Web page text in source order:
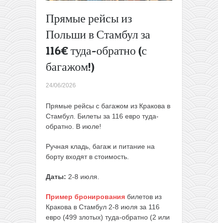
Прямые рейсы из
Польши в Стамбул за
116€ туда-обратно (с
багажом!)
24/06/2026
Прямые рейсы с багажом из Кракова в
Стамбул. Билеты за 116 евро туда-
обратно. В июле!
Ручная кладь, багаж и питание на
борту входят в стоимость.
Даты: 2-8 июля.
Пример бронирования билетов из
Кракова в Стамбул 2-8 июля за 116
евро (499 злотых) туда-обратно (2 или
багажом)
и не
только!